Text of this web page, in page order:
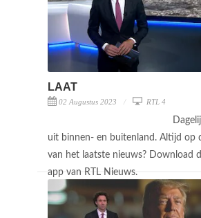
LAAT
02 Augustus 2023 RTL 4
uit binnen- en buitenland. Altijd op
van het laatste nieuws? Download
app van RTL Nieuws.